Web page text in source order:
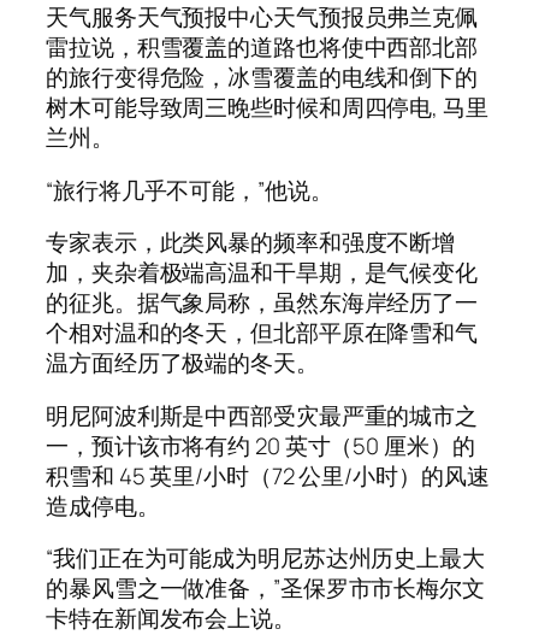
天气服务天气预报中心天气预报员弗兰克佩
雷拉说，积雪覆盖的道路也将使中西部北部
的旅行变得危险，冰雪覆盖的电线和倒下的
树木可能导致周三晚些时候和周四停电, 马里
兰州。
“旅行将几乎不可能，”他说。
专家表示，此类风暴的频率和强度不断增
加，夹杂着极端高温和干旱期，是气候变化
的征兆。据气象局称，虽然东海岸经历了一
个相对温和的冬天，但北部平原在降雪和气
温方面经历了极端的冬天。
明尼阿波利斯是中西部受灾最严重的城市之
一，预计该市将有约 20 英寸（50 厘米）的
积雪和 45 英里/小时（72 公里/小时）的风速
造成停电。
“我们正在为可能成为明尼苏达州历史上最大
的暴风雪之一做准备，”圣保罗市市长梅尔文
卡特在新闻发布会上说。